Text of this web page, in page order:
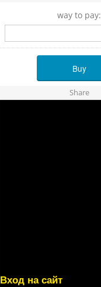
way to pay:
Buy
Share
Вход на сайт